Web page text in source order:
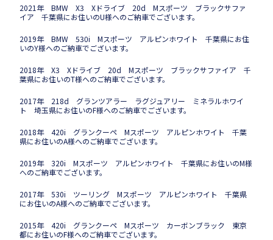
2021年 BMW X3 Xドライブ 20d Mスポーツ ブラックサファ
イア 千葉県にお住いのU様へのご納車でございます。
2019年 BMW 530i Mスポーツ アルピンホワイト 千葉県にお住
いのY様へのご納車でございます。
2018年 X3 Xドライブ 20d Mスポーツ ブラックサファイア 千
葉県にお住いのT様へのご納車でございます。
2017年 218d グランツアラー ラグジュアリー ミネラルホワイ
ト 埼玉県にお住いのF様へのご納車でございます。
2018年 420i グランクーペ Mスポーツ アルピンホワイト 千葉
県にお住いのA様へのご納車でございます。
2019年 320i Mスポーツ アルピンホワイト 千葉県にお住いのM様
へのご納車でございます。
2017年 530i ツーリング Mスポーツ アルピンホワイト 千葉県
にお住いのA様へのご納車でございます。
2015年 420i グランクーペ Mスポーツ カーボンブラック 東京
都にお住いのF様へのご納車でございます。